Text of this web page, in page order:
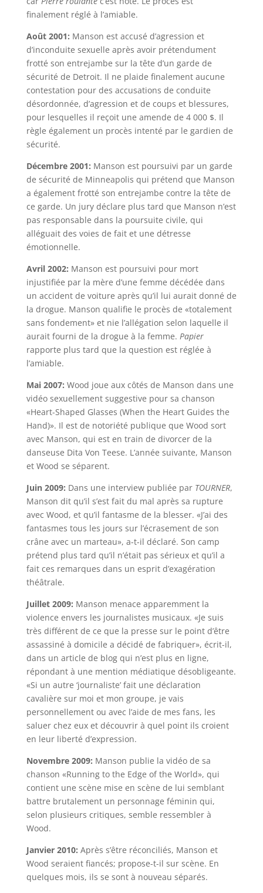
finalement réglé à l’amiable.
Août 2001: Manson est accusé d’agression et
d’inconduite sexuelle après avoir prétendument
frotté son entrejambe sur la tête d’un garde de
sécurité de Detroit. Il ne plaide finalement aucune
contestation pour des accusations de conduite
désordonnée, d’agression et de coups et blessures,
pour lesquelles il reçoit une amende de 4 000 $. Il
règle également un procès intenté par le gardien de
sécurité.
Décembre 2001: Manson est poursuivi par un garde
de sécurité de Minneapolis qui prétend que Manson
a également frotté son entrejambe contre la tête de
ce garde. Un jury déclare plus tard que Manson n’est
pas responsable dans la poursuite civile, qui
alléguait des voies de fait et une détresse
émotionnelle.
Avril 2002: Manson est poursuivi pour mort
injustifiée par la mère d’une femme décédée dans
un accident de voiture après qu’il lui aurait donné de
la drogue. Manson qualifie le procès de «totalement
sans fondement» et nie l’allégation selon laquelle il
aurait fourni de la drogue à la femme. Papier
rapporte plus tard que la question est réglée à
l’amiable.
Mai 2007: Wood joue aux côtés de Manson dans une
vidéo sexuellement suggestive pour sa chanson
«Heart-Shaped Glasses (When the Heart Guides the
Hand)». Il est de notoriété publique que Wood sort
avec Manson, qui est en train de divorcer de la
danseuse Dita Von Teese. L’année suivante, Manson
et Wood se séparent.
Juin 2009: Dans une interview publiée par TOURNER,
Manson dit qu’il s’est fait du mal après sa rupture
avec Wood, et qu’il fantasme de la blesser. «J’ai des
fantasmes tous les jours sur l’écrasement de son
crâne avec un marteau», a-t-il déclaré. Son camp
prétend plus tard qu’il n’était pas sérieux et qu’il a
fait ces remarques dans un esprit d’exagération
théâtrale.
Juillet 2009: Manson menace apparemment la
violence envers les journalistes musicaux. «Je suis
très différent de ce que la presse sur le point d’être
assassiné à domicile a décidé de fabriquer», écrit-il,
dans un article de blog qui n’est plus en ligne,
répondant à une mention médiatique désobligeante.
«Si un autre ‘journaliste’ fait une déclaration
cavalière sur moi et mon groupe, je vais
personnellement ou avec l’aide de mes fans, les
saluer chez eux et découvrir à quel point ils croient
en leur liberté d’expression.
Novembre 2009: Manson publie la vidéo de sa
chanson «Running to the Edge of the World», qui
contient une scène mise en scène de lui semblant
battre brutalement un personnage féminin qui,
selon plusieurs critiques, semble ressembler à
Wood.
Janvier 2010: Après s’être réconciliés, Manson et
Wood seraient fiancés; propose-t-il sur scène. En
quelques mois, ils se sont à nouveau séparés.